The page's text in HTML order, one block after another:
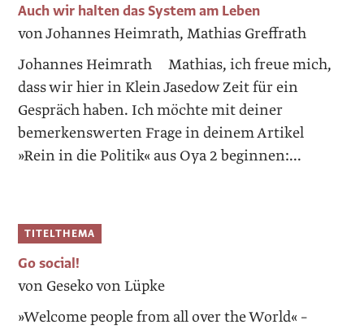
Auch wir halten das System am Leben
von Johannes Heimrath, Mathias Greffrath
Johannes Heimrath Mathias, ich freue mich,
dass wir hier in Klein Jasedow Zeit für ein
Gespräch haben. Ich möchte mit deiner
bemerkenswerten Frage in deinem Artikel
»Rein in die Politik« aus Oya 2 beginnen:...
TITELTHEMA
Go social!
von Geseko von Lüpke
»Welcome people from all over the World« –